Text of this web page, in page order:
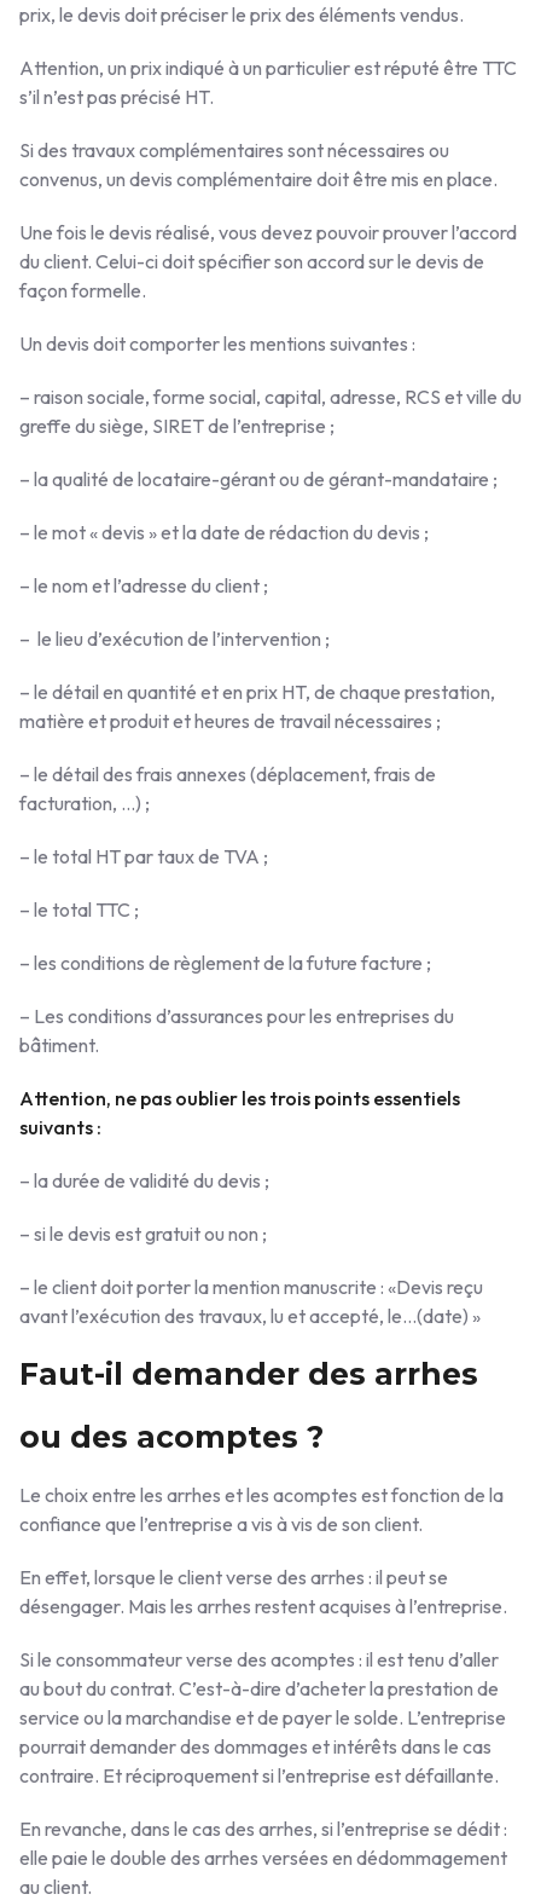
prix, le devis doit préciser le prix des éléments vendus.
Attention, un prix indiqué à un particulier est réputé être TTC
s’il n’est pas précisé HT.
Si des travaux complémentaires sont nécessaires ou
convenus, un devis complémentaire doit être mis en place.
Une fois le devis réalisé, vous devez pouvoir prouver l’accord
du client. Celui-ci doit spécifier son accord sur le devis de
façon formelle.
Un devis doit comporter les mentions suivantes :
– raison sociale, forme social, capital, adresse, RCS et ville du
greffe du siège, SIRET de l’entreprise ;
– la qualité de locataire-gérant ou de gérant-mandataire ;
– le mot « devis » et la date de rédaction du devis ;
– le nom et l’adresse du client ;
– le lieu d’exécution de l’intervention ;
– le détail en quantité et en prix HT, de chaque prestation,
matière et produit et heures de travail nécessaires ;
– le détail des frais annexes (déplacement, frais de
facturation, …) ;
– le total HT par taux de TVA ;
– le total TTC ;
– les conditions de règlement de la future facture ;
– Les conditions d’assurances pour les entreprises du
bâtiment.
Attention, ne pas oublier les trois points essentiels
suivants :
– la durée de validité du devis ;
– si le devis est gratuit ou non ;
– le client doit porter la mention manuscrite : «Devis reçu
avant l’exécution des travaux, lu et accepté, le…(date) »
Faut-il demander des arrhes
ou des acomptes ?
Le choix entre les arrhes et les acomptes est fonction de la
confiance que l’entreprise a vis à vis de son client.
En effet, lorsque le client verse des arrhes : il peut se
désengager. Mais les arrhes restent acquises à l’entreprise.
Si le consommateur verse des acomptes : il est tenu d’aller
au bout du contrat. C’est-à-dire d’acheter la prestation de
service ou la marchandise et de payer le solde. L’entreprise
pourrait demander des dommages et intérêts dans le cas
contraire. Et réciproquement si l’entreprise est défaillante.
En revanche, dans le cas des arrhes, si l’entreprise se dédit :
elle paie le double des arrhes versées en dédommagement
au client.